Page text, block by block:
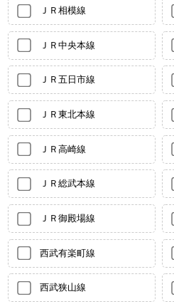
ＪＲ相模線
ＪＲ中央本線
ＪＲ五日市線
ＪＲ東北本線
ＪＲ高崎線
ＪＲ総武本線
ＪＲ御殿場線
西武有楽町線
西武狭山線